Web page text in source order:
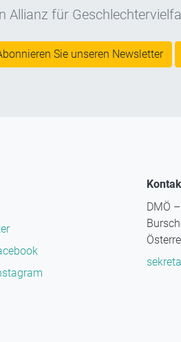
Allianz für
Sie unseren Newsletter
DMÖ